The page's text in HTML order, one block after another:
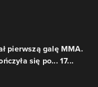
pierwszą galę MMA.
się po... 17...